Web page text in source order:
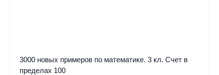
3000 новых примеров по математике. 3 кл. Счет в
пределах 100